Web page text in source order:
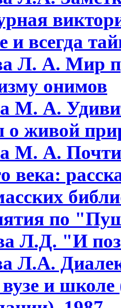
и всегда
Л. А. Мир
онимов
М. А.
о живой
М. А. Почти
века:
по
Л.Д. "И
Л.А.
и